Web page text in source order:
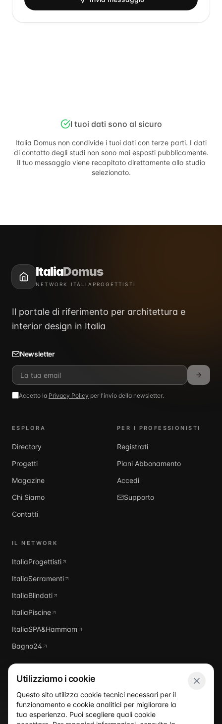
I tuoi dati sono al sicuro
Italia Domus non condivide i tuoi dati con terze parti. I dati
di contatto degli studi non sono mai esposti pubblicamente.
Il tuo messaggio viene recapitato direttamente allo studio
selezionato.
ItaliaDomus
NETWORK ITALIAPROGETTISTI
Il portale di riferimento per architettura e
interior design in Italia
Newsletter
Accetto la Privacy Policy per l'invio della newsletter.
ESPLORA
Directory
Progetti
Magazine
Chi Siamo
Contatti
PER I PROFESSIONISTI
Registrati
Piani Abbonamento
Accedi
Supporto
IL NETWORK
ItaliaProgettisti
ItaliaSerramenti
ItaliaBlindati
ItaliaPiscine
ItaliaSPA&Hammam
Bagno24
Utilizziamo i cookie
Questo sito utilizza cookie tecnici necessari per il
funzionamento e cookie analitici per migliorare la
tua esperienza. Puoi scegliere quali cookie